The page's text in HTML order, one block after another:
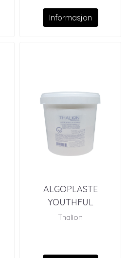
Informasjon
ALGOPLASTE
YOUTHFUL
RADIANCE MASK
Thalion